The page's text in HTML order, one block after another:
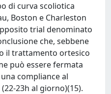
di curva scoliotica
Boston e Charleston
trial denominato
che, sebbene
il trattamento ortesico
può essere fermata
compliance al
23h al giorno)(15).